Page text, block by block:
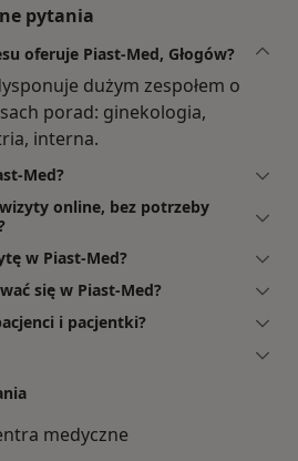
pytania
oferuje Piast-Med, Głogów?
dużym zespołem o
porad: ginekologia,
interna.
Med?
online, bez potrzeby
w Piast-Med?
się w Piast-Med?
i pacjentki?
medyczne